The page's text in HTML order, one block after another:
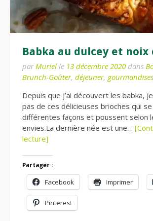
Babka au dulcey et noix
par Muriel le 13 décembre 2020 dans
Brunch-Goûter, déjeuner, gourmandises
Depuis que j’ai découvert les babka,
pas de ces délicieuses brioches qui
différentes façons et poussent selon
envies.La dernière née est une…
lecture]
Partager :
Facebook Imprimer
Pinterest